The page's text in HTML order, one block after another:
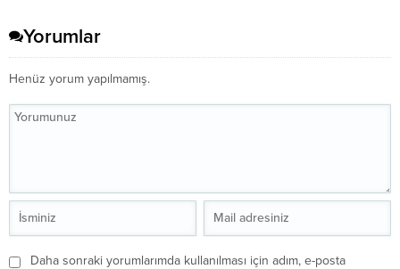
Yorumlar
Henüz yorum yapılmamış.
Daha sonraki yorumlarımda kullanılması için adım, e-posta